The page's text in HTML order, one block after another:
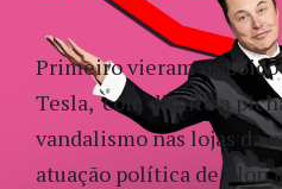
Primeiro vieram os
Tesla, com direito a
vandalismo nas lojas da
atuação política de Elon